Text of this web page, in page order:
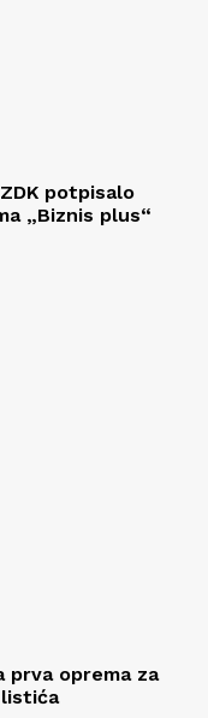
potpisalo
„Biznis plus“
prva oprema za